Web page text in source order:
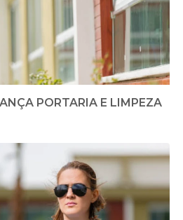
PORTARIA E LIMPEZA